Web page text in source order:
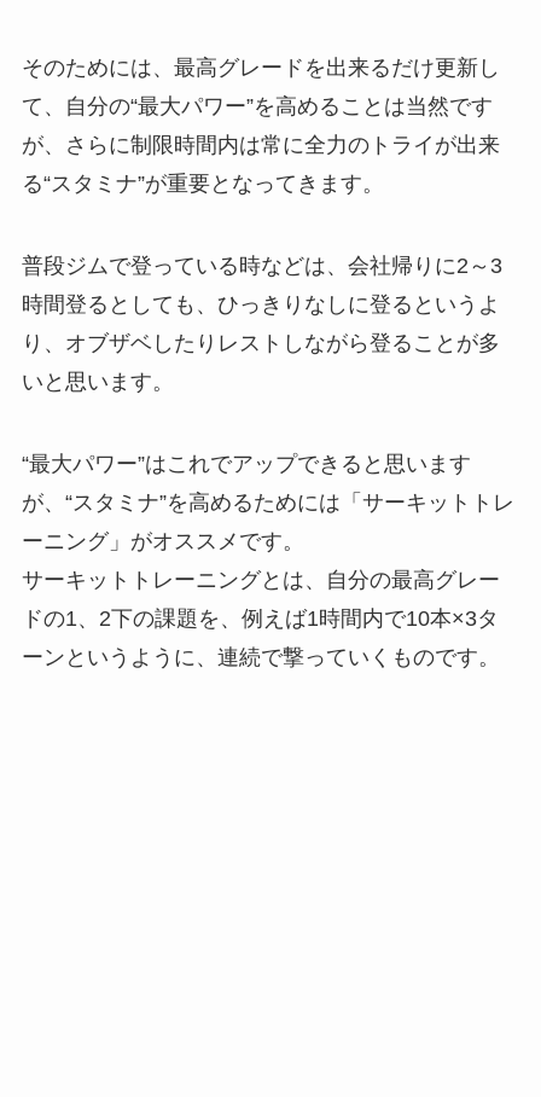
そのためには、最高グレードを出来るだけ更新し
て、自分の“最大パワー”を高めることは当然です
が、さらに制限時間内は常に全力のトライが出来
る“スタミナ”が重要となってきます。
普段ジムで登っている時などは、会社帰りに2～3
時間登るとしても、ひっきりなしに登るというよ
り、オブザベしたりレストしながら登ることが多
いと思います。
“最大パワー”はこれでアップできると思います
が、“スタミナ”を高めるためには「サーキットトレ
ーニング」がオススメです。
サーキットトレーニングとは、自分の最高グレー
ドの1、2下の課題を、例えば1時間内で10本×3タ
ーンというように、連続で撃っていくものです。